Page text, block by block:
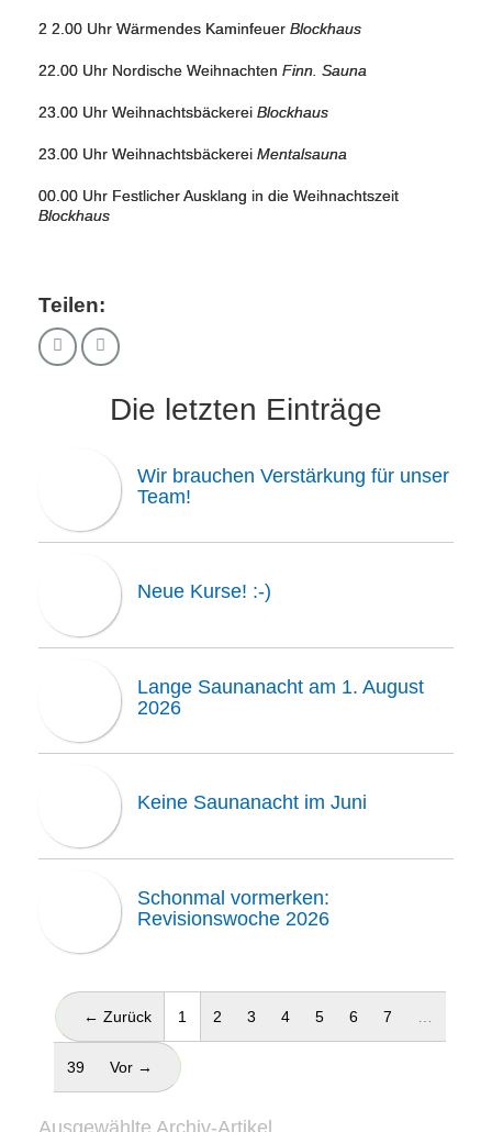
2​​​​​​​ 2.00 Uhr Wärmendes Kaminfeuer Blockhaus
22.00 Uhr Nordische Weihnachten Finn. Sauna
23.00 Uhr Weihnachtsbäckerei Blockhaus
23.00 Uhr Weihnachtsbäckerei Mentalsauna
00.00 Uhr Festlicher Ausklang in die Weihnachtszeit
Blockhaus
Teilen:
Die letzten Einträge
Wir brauchen Verstärkung für unser
Team!
Neue Kurse! :-)
Lange Saunanacht am 1. August
2026
Keine Saunanacht im Juni
Schonmal vormerken:
Revisionswoche 2026
← Zurück 1 (aktuell)
2 3 4 5 6 7
39 Vor →
Ausgewählte Archiv-Artikel